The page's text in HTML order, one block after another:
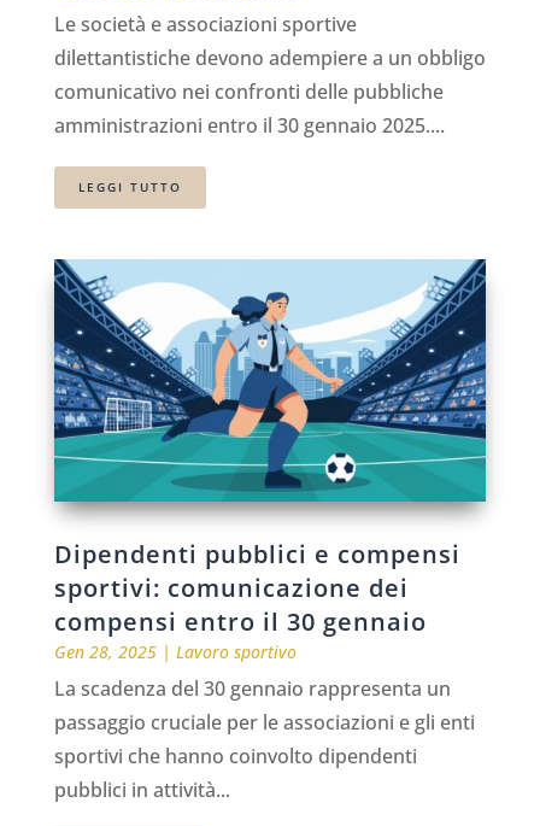
Le società e associazioni sportive
dilettantistiche devono adempiere a un obbligo
comunicativo nei confronti delle pubbliche
amministrazioni entro il 30 gennaio 2025....
LEGGI TUTTO
Dipendenti pubblici e compensi
sportivi: comunicazione dei
compensi entro il 30 gennaio
Gen 28, 2025| Lavoro sportivo
La scadenza del 30 gennaio rappresenta un
passaggio cruciale per le associazioni e gli enti
sportivi che hanno coinvolto dipendenti
pubblici in attività...